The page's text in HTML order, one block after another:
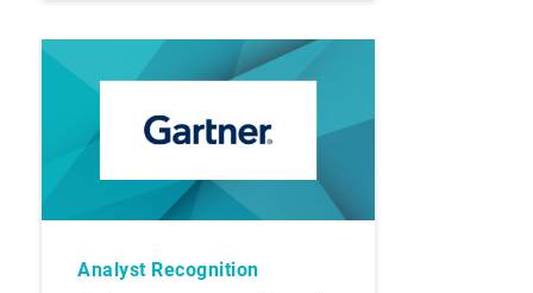
Analyst Recognition